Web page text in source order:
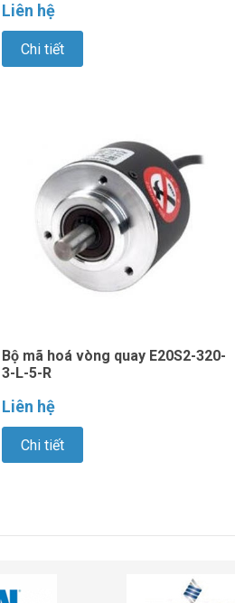
Liên hệ
Chi tiết
Bộ mã hoá vòng quay E20S2-320-
3-L-5-R
Liên hệ
Chi tiết